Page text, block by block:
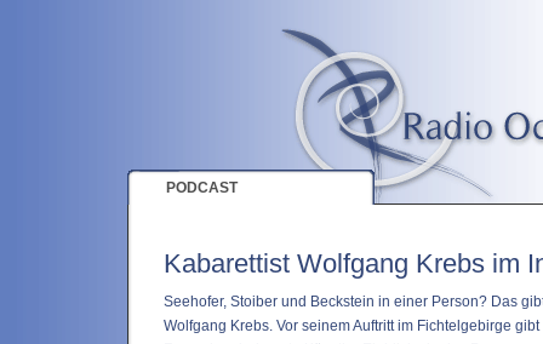
PODCAST
Kabarettist Wolfgang Krebs im
Seehofer, Stoiber und Beckstein in einer Person? Das
Wolfgang Krebs. Vor seinem Auftritt im Fichtelgebirge